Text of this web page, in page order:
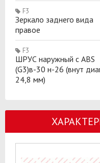
F3
Зеркало заднего вида
правое
F3
ШРУС наружный с ABS
(G3)в-30 н-26 (внут
24,8 мм)